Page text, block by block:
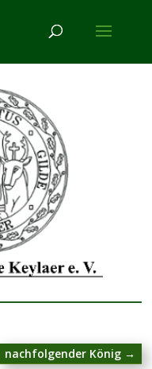
nachfolgender König→